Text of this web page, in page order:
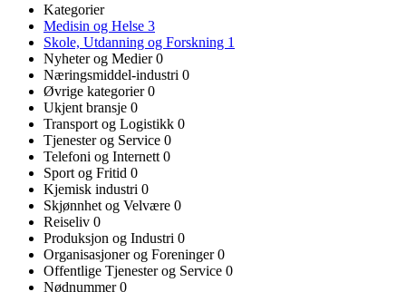
Kategorier
Medisin og Helse 3
Skole, Utdanning og Forskning 1
Nyheter og Medier0
Næringsmiddel-industri 0
Øvrige kategorier0
Ukjent bransje 0
Transport og Logistikk 0
Tjenester og Service 0
Telefoni og Internett 0
Sport og Fritid 0
Kjemisk industri 0
Skjønnhet og Velvære 0
Reiseliv 0
Produksjon og Industri 0
Organisasjoner og Foreninger0
Offentlige Tjenester og Service 0
Nødnummer0